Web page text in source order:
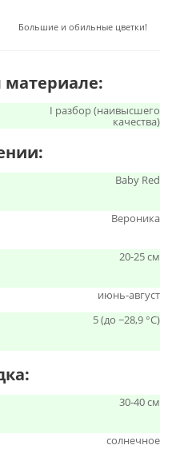
Большие и обильные цветки!
I разбор (наивысшего
качества)
Baby Red
Вероника
20-25 см
июнь-август
5 (до −28,9 °C)
30-40 см
солнечное